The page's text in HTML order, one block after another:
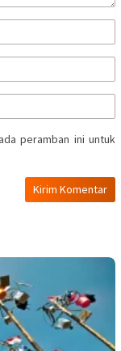
peramban ini untuk